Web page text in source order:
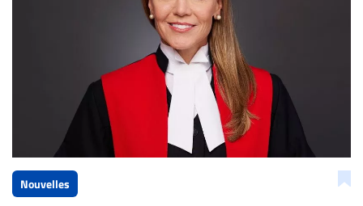
Nouvelles